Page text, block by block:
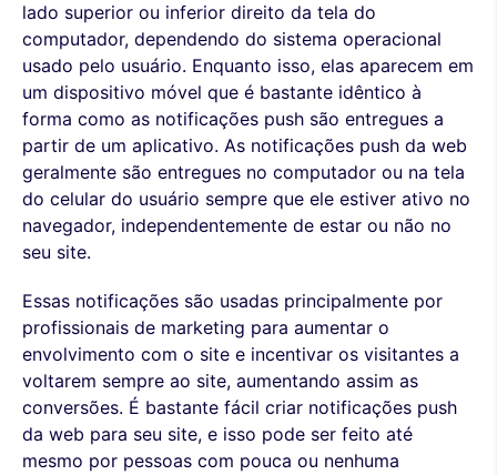
lado superior ou inferior direito da tela do
computador, dependendo do sistema operacional
usado pelo usuário. Enquanto isso, elas aparecem em
um dispositivo móvel que é bastante idêntico à
forma como as notificações push são entregues a
partir de um aplicativo. As notificações push da web
geralmente são entregues no computador ou na tela
do celular do usuário sempre que ele estiver ativo no
navegador, independentemente de estar ou não no
seu site.
Essas notificações são usadas principalmente por
profissionais de marketing para aumentar o
envolvimento com o site e incentivar os visitantes a
voltarem sempre ao site, aumentando assim as
conversões. É bastante fácil criar notificações push
da web para seu site, e isso pode ser feito até
mesmo por pessoas com pouca ou nenhuma